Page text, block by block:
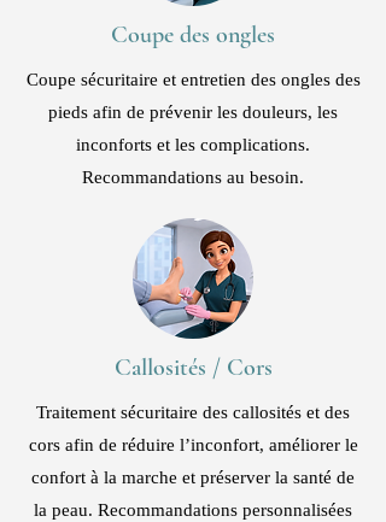
Coupe des ongles
Coupe sécuritaire et entretien des ongles des
pieds afin de prévenir les douleurs, les
inconforts et les complications.
Recommandations au besoin.
Callosités / Cors
Traitement sécuritaire des callosités et des
cors afin de réduire l’inconfort, améliorer le
confort à la marche et préserver la santé de
la peau. Recommandations personnalisées